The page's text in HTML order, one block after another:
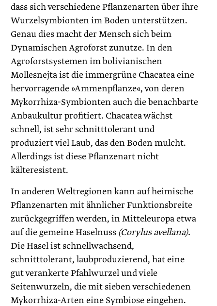
dass sich verschiedene Pflanzenarten über ihre
Wurzelsymbionten im Boden unterstützen.
Genau dies macht der Mensch sich beim
Dynamischen Agroforst zunutze. In den
Agroforstsystemen im bolivianischen
Mollesnejta ist die immergrüne Chacatea eine
hervorragende »Ammenpflanze«, von deren
Mykorrhiza-Symbionten auch die benachbarte
Anbaukultur profitiert. Chacatea wächst
schnell, ist sehr schnitttolerant und
produziert viel Laub, das den Boden mulcht.
Allerdings ist diese Pflanzenart nicht
kälteresistent.
In anderen Weltregionen kann auf heimische
Pflanzenarten mit ähnlicher Funktionsbreite
zurückgegriffen werden, in Mitteleuropa etwa
auf die gemeine Haselnuss (Corylus avellana).
Die Hasel ist schnellwachsend,
schnitttolerant, laubproduzierend, hat eine
gut verankerte Pfahlwurzel und viele
Seitenwurzeln, die mit sieben verschiedenen
Mykorrhiza-Arten eine Symbiose eingehen.